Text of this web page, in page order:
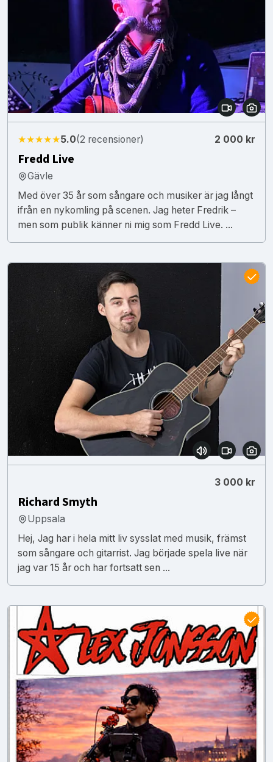
★★★★★5.0(2 recensioner) 2 000 kr
Fredd Live
Gävle
Med över 35 år som sångare och musiker är jag långt
ifrån en nykomling på scenen. Jag heter Fredrik –
men som publik känner ni mig som Fredd Live. ...
3 000 kr
Richard Smyth
Uppsala
Hej, Jag har i hela mitt liv sysslat med musik, främst
som sångare och gitarrist. Jag började spela live när
jag var 15 år och har fortsatt sen ...